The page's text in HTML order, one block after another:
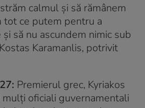
calmul și să rămânem
tot ce putem pentru a
să nu ascundem nimic sub
Karamanlis, potrivit
Premierul grec, Kyriakos
mulți oficiali guvernamentali